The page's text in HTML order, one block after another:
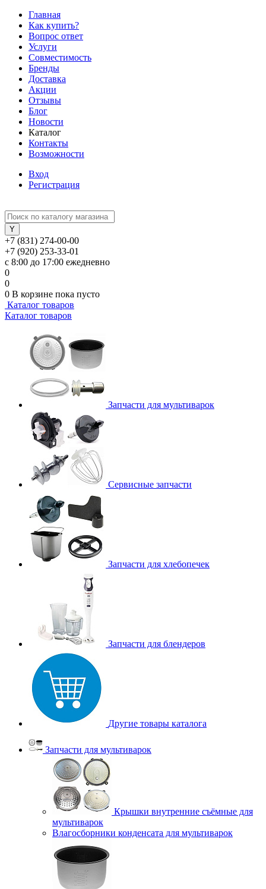
Главная
Как купить?
Вопрос ответ
Услуги
Совместимость
Бренды
Доставка
Акции
Отзывы
Блог
Новости
Каталог
Контакты
Возможности
Вход
Регистрация
+7 (831) 274-00-00
+7 (920) 253-33-01
с 8:00 до 17:00 ежедневно
0
0
0 В корзине пока пусто
Каталог товаров
Каталог товаров
Запчасти для мультиварок
Сервисные запчасти
Запчасти для хлебопечек
Запчасти для блендеров
Другие товары каталога
Запчасти для мультиварок
Крышки внутренние съёмные для
мультиварок
Влагосборники конденсата для мультиварок